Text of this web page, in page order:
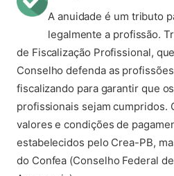
A anuidade é um tributo
legalmente a profissão.
de Fiscalização Profissional,
Conselho defenda as
fiscalizando para garantir que
profissionais sejam cumpridos.
valores e condições de
estabelecidos pelo Crea-PB,
do Confea (Conselho Federal